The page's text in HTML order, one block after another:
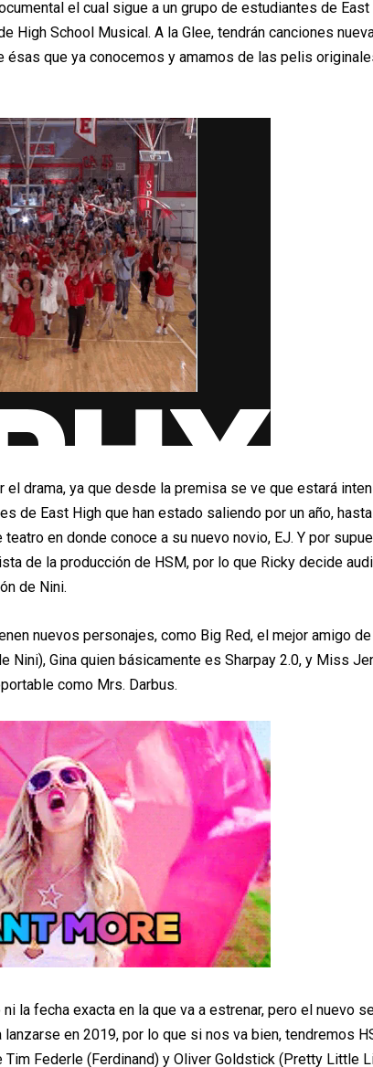
el cual sigue a un grupo de estudiantes de
High School Musical. A la Glee, tendrán canciones
ésas que ya conocemos y amamos de las pelis
el drama, ya que desde la premisa se ve que estará
de East High que han estado saliendo por un año,
teatro en donde conoce a su nuevo novio, EJ. Y por
de la producción de HSM, por lo que Ricky decide
ón de Nini.
nuevos personajes, como Big Red, el mejor amigo
Nini), Gina quien básicamente es Sharpay 2.0, y Miss
como Mrs. Darbus.
la fecha exacta en la que va a estrenar, pero el nuevo
lanzarse en 2019, por lo que si nos va bien, tendremos
Tim Federle (Ferdinand) y Oliver Goldstick (Pretty Little